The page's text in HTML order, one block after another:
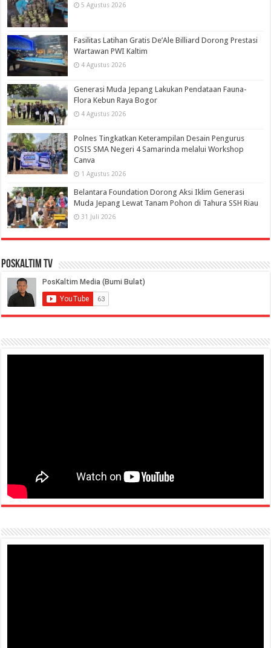
5 Agustus 2026
Fasilitas Latihan Gratis De’Ale Billiard Dorong Prestasi
Wartawan PWI Kaltim
4 Agustus 2026
Generasi Muda Jepang Lakukan Pendataan Fauna-
Flora Kebun Raya Bogor
4 Agustus 2026
Polnes Tingkatkan Keterampilan Desain Pengurus
OSIS SMA Negeri 4 Samarinda melalui Workshop
Canva
1 Agustus 2026
Belantara Foundation Dorong Aksi Iklim Generasi
Muda Jepang Lewat Tanam Pohon di Tahura SSH Riau
31 Juli 2026
PosKaltim TV